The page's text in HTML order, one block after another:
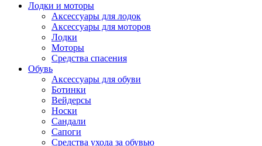
Лодки и моторы
Аксессуары для лодок
Аксессуары для моторов
Лодки
Моторы
Средства спасения
Обувь
Аксессуары для обуви
Ботинки
Вейдерсы
Носки
Сандали
Сапоги
Средства ухода за обувью